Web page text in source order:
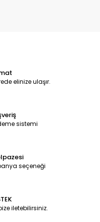
elinize ulaşır.
sistemi
seçeneği
iletebilirsiniz.